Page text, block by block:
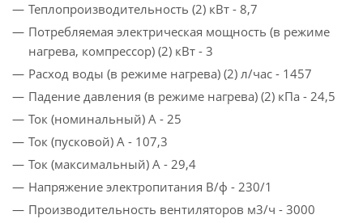
Теплопроизводительность (2) кВт - 8,7
Потребляемая электрическая мощность (в режиме
нагрева, компрессор) (2) кВт - 3
Расход воды (в режиме нагрева) (2) л/час - 1457
Падение давления (в режиме нагрева) (2) кПа - 24,5
Ток (номинальный) A - 25
Ток (пусковой) A - 107,3
Ток (максимальный) A - 29,4
Напряжение электропитания В/ф - 230/1
Производительность вентиляторов м3/ч - 3000